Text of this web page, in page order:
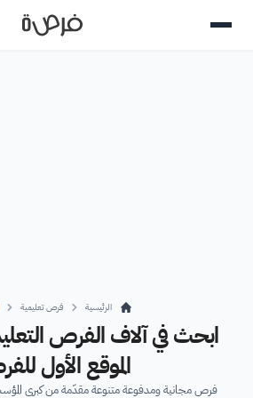
الرئيسية فرص تعليمية
ابحث في آلاف الفرص
الموقع الأول
فرص مجانية ومدفوعة متنوعة مقدّمة من كبرى